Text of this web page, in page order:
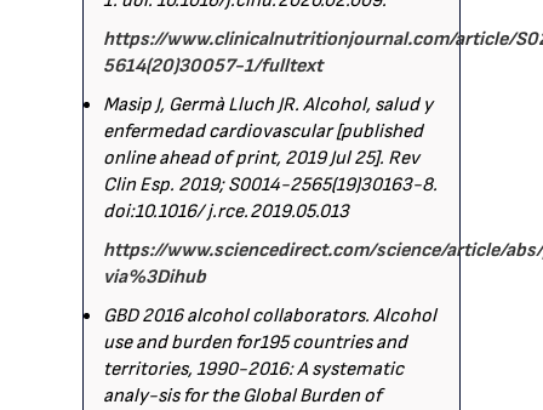
https://www.clinicalnutritionjournal.com/article/
5614(20)30057-1/fulltext
Masip J, Germà Lluch JR. Alcohol, salud y
enfermedad cardiovascular [published
online ahead of print, 2019 Jul 25]. Rev
Clin Esp. 2019; S0014-2565(19)30163-8.
doi:10.1016/ j.rce.2019.05.013
https://www.sciencedirect.com/science/article/
via%3Dihub
GBD 2016 alcohol collaborators. Alcohol
use and burden for195 countries and
territories, 1990-2016: A systematic
analy-sis for the Global Burden of